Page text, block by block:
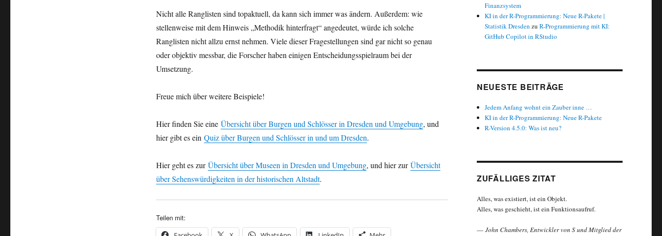
Nicht alle Ranglisten sind topaktuell, da kann sich immer was ändern. Außerdem: wie
stellenweise mit dem Hinweis „Methodik hinterfragt“ angedeutet, würde ich solche
Ranglisten nicht allzu ernst nehmen. Viele dieser Fragestellungen sind gar nicht so genau
oder objektiv messbar, die Forscher haben einigen Entscheidungsspielraum bei der
Umsetzung.
Freue mich über weitere Beispiele!
Hier finden Sie eine Übersicht über Burgen und Schlösser in Dresden und Umgebung, und
hier gibt es ein Quiz über Burgen und Schlösser in und um Dresden.
Hier geht es zurÜbersicht über Museen in Dresden und Umgebung, und hier zurÜbersicht
über Sehenswürdigkeiten in der historischen Altstadt.
Teilen mit:
Finanzsystem
KI in der R-Programmierung: Neue R-Pakete |
Statistik Dresden zuR-Programmierung mit KI:
GitHub Copilot in RStudio
NEUESTE BEITRÄGE
Jedem Anfang wohnt ein Zauber inne …
KI in der R-Programmierung: Neue R-Pakete
R-Version 4.5.0: Was ist neu?
ZUFÄLLIGES ZITAT
Alles, was existiert, ist ein Objekt.
Alles, was geschieht, ist ein Funktionsaufruf.
— John Chambers, Entwickler von S und Mitglied der